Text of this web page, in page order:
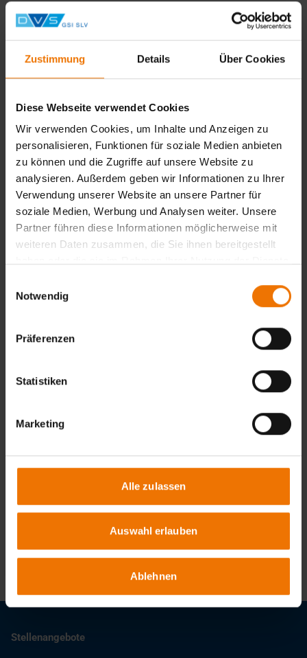
Zustimmung Details Über Cookies
Diese Webseite verwendet Cookies
Wir verwenden Cookies, um Inhalte und Anzeigen zu
personalisieren, Funktionen für soziale Medien anbieten
zu können und die Zugriffe auf unsere Website zu
analysieren. Außerdem geben wir Informationen zu Ihrer
Verwendung unserer Website an unsere Partner für
soziale Medien, Werbung und Analysen weiter. Unsere
Partner führen diese Informationen möglicherweise mit
weiteren Daten zusammen, die Sie ihnen bereitgestellt
Notwendig
Präferenzen
Statistiken
Marketing
Alle zulassen
Auswahl erlauben
Ablehnen
Unabhängig von Ihrer Qualifizierungsstufe prüfen Sie ein
Prüfstück (Schweißnaht) und protokollieren Ihre
Ergebnisse.
Welche Voraussetzung muss ich erfüllen?
Bestätigung der ausreichenden Sehfähigkeit, wie bei der
Erstzertifizierung.
Belege der fortgesetzten, zufriedenstellenden
Arbeitstätigkeit. Mindestens ein Prüfprotokoll pro Jahr –
alle Produktsektoren (w, c, f, wp, t) müssen abgedeckt sein.
Zurück
Unterrichtsform:
Termine:
Ansprechpartner
info@slv-muenchen.de
Stellenangebote